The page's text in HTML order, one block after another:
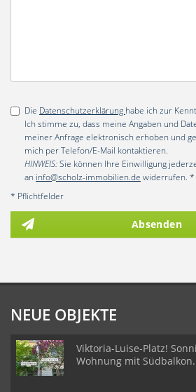
Die Datenschutzerklärung habe ich zur
Ich stimme zu, dass meine Angaben und
meiner Anfrage elektronisch erhoben und
mich per Telefon/E-Mail kontaktieren.
HINWEIS:Sie können Ihre Einwilligung
an info@scholz-immobilien.de widerrufen. *
* Pflichtfelder
Absenden
NEUE OBJEKTE
Viktoria-Luise-Platz!
Wohnung mit Südbalkon.